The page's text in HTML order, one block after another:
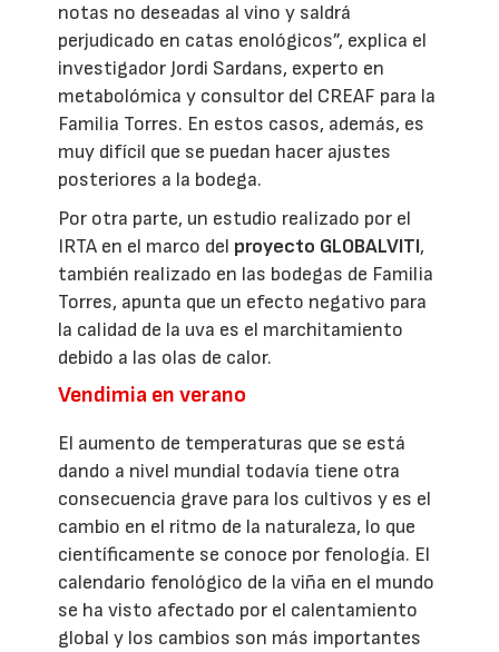
notas no deseadas al vino y saldrá
perjudicado en catas enológicos”, explica el
investigador Jordi Sardans, experto en
metabolómica y consultor del CREAF para la
Familia Torres. En estos casos, además, es
muy difícil que se puedan hacer ajustes
posteriores a la bodega.
Por otra parte, un estudio realizado por el
IRTA en el marco del proyecto GLOBALVITI,
también realizado en las bodegas de Familia
Torres, apunta que un efecto negativo para
la calidad de la uva es el marchitamiento
debido a las olas de calor.
Vendimia en verano
El aumento de temperaturas que se está
dando a nivel mundial todavía tiene otra
consecuencia grave para los cultivos y es el
cambio en el ritmo de la naturaleza, lo que
científicamente se conoce por fenología. El
calendario fenológico de la viña en el mundo
se ha visto afectado por el calentamiento
global y los cambios son más importantes